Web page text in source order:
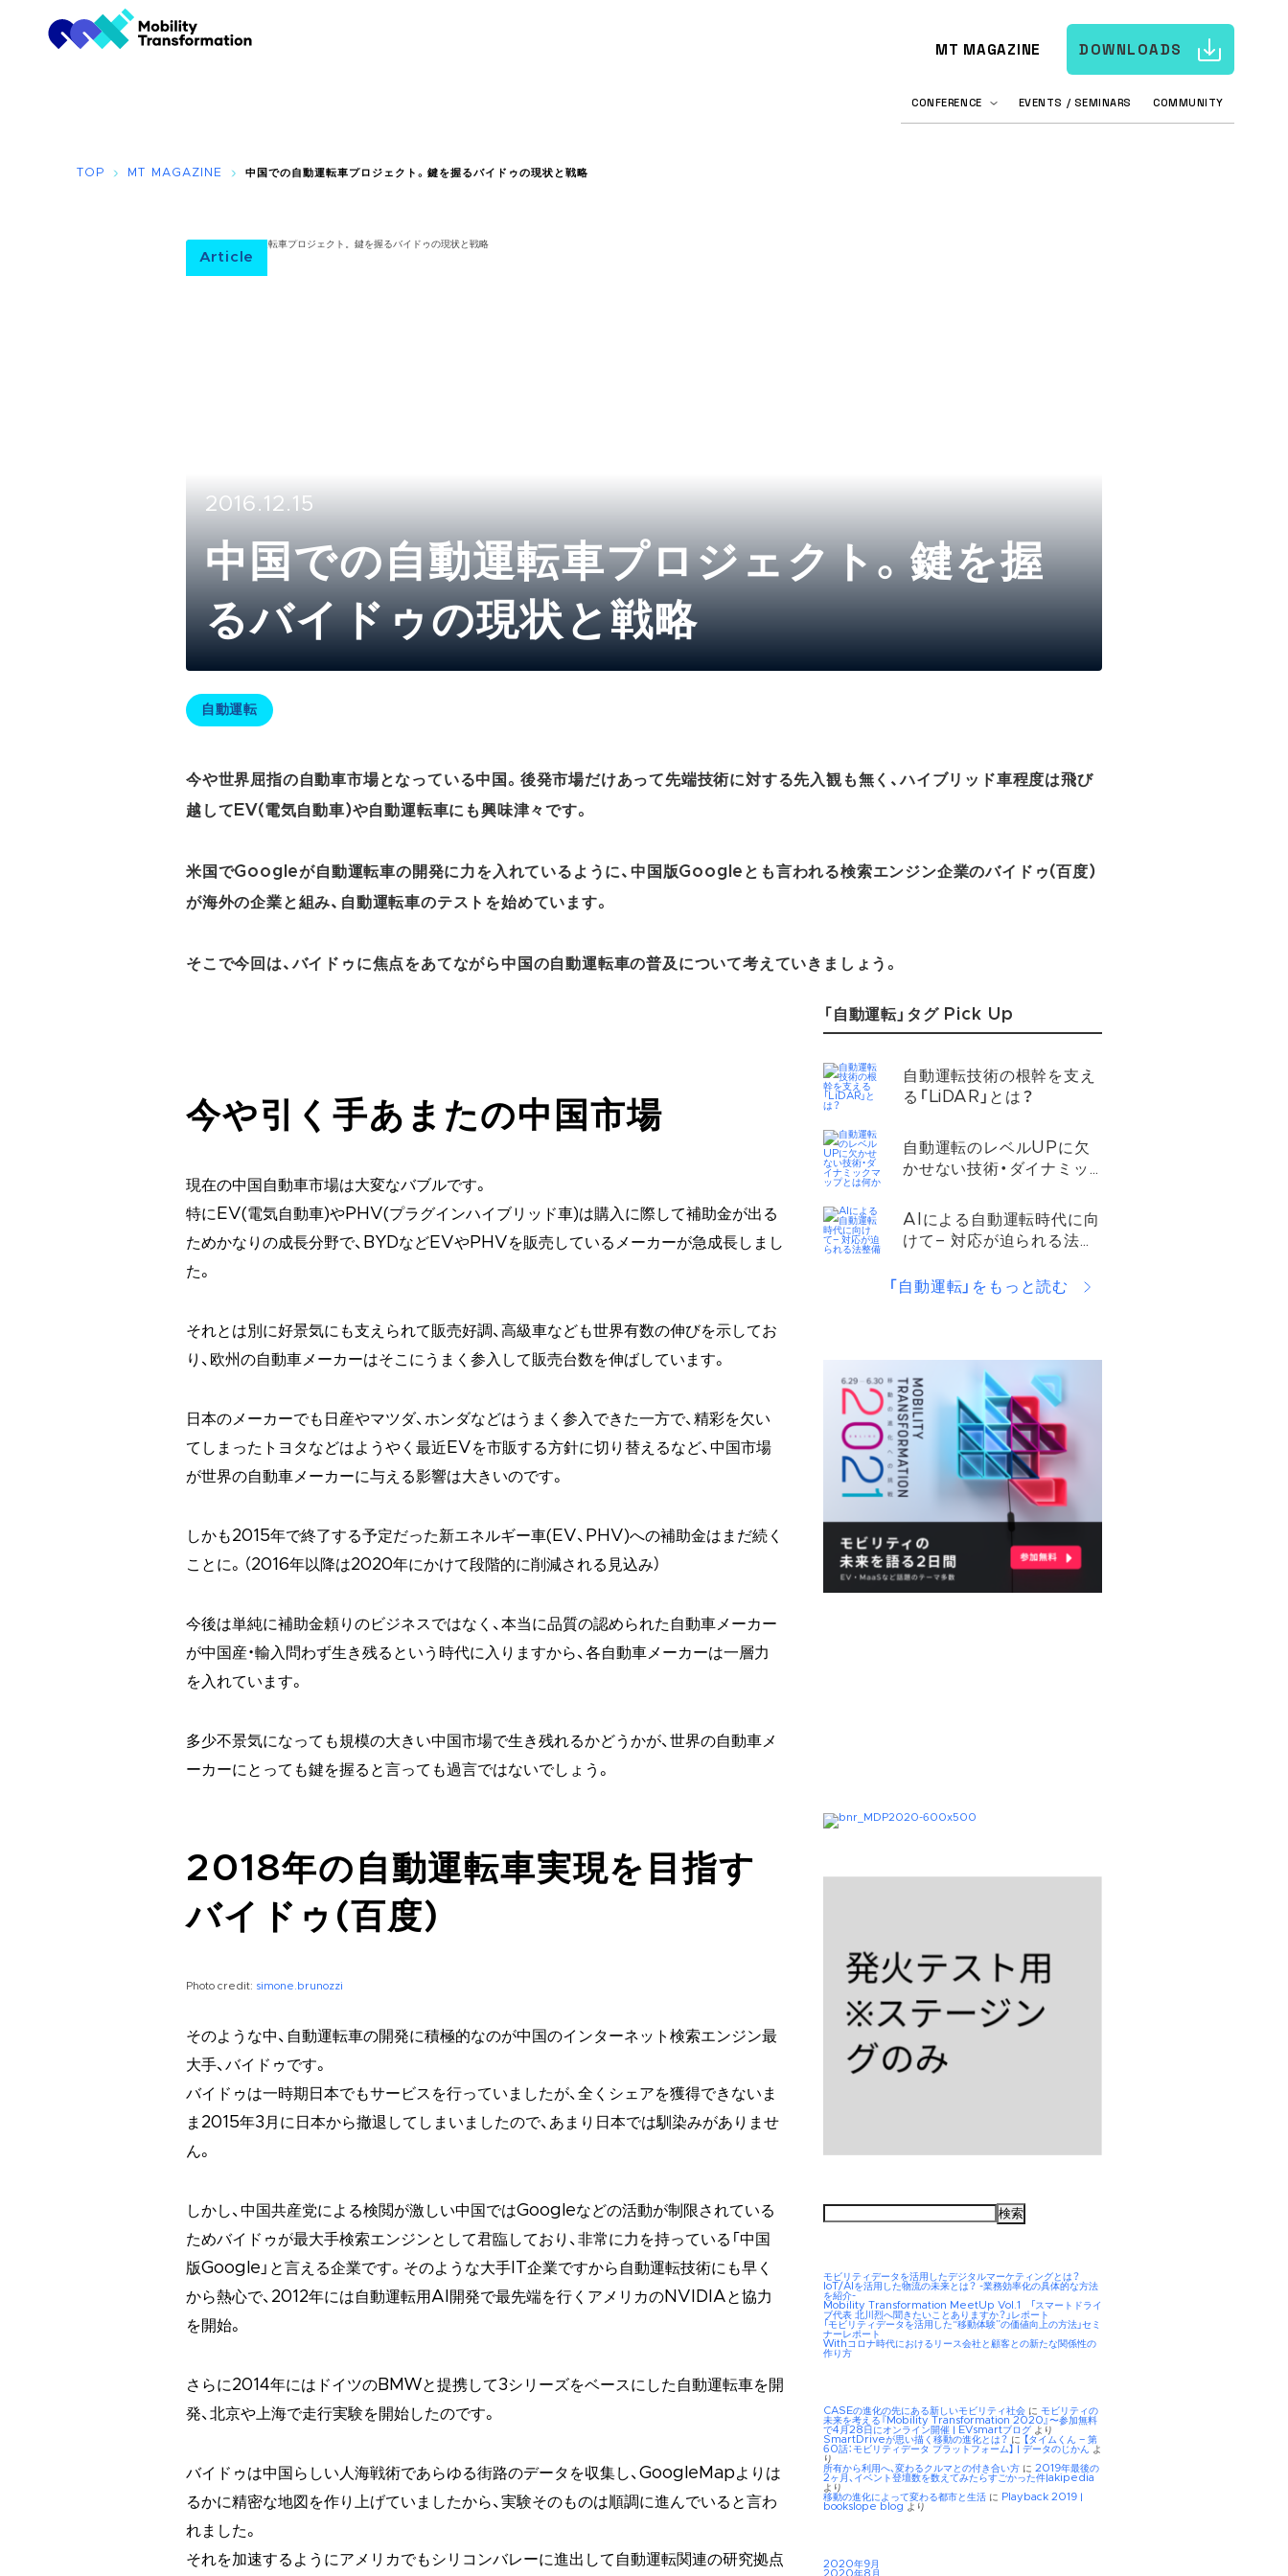
DOWNLOADS
MT MAGAZINE
CONFERENCE EVENTS / SEMINARS COMMUNITY
TOP MT MAGAZINE 中国での自動運転車プロジェクト。鍵を握るバイドゥの現状と戦略
Article
2016.12.15
中国での自動運転車プロジェクト。鍵を握
るバイドゥの現状と戦略
自動運転
今や世界屈指の自動車市場となっている中国。後発市場だけあって先端技術に対する先入観も無く、ハイブリッド車程度は飛び
越してEV(電気自動車)や自動運転車にも興味津々です。
米国でGoogleが自動運転車の開発に力を入れているように、中国版Googleとも言われる検索エンジン企業のバイドゥ(百度)
が海外の企業と組み、自動運転車のテストを始めています。
そこで今回は、バイドゥに焦点をあてながら中国の自動運転車の普及について考えていきましょう。
今や引く手あまたの中国市場
現在の中国自動車市場は大変なバブルです。
特にEV(電気自動車)やPHV(プラグインハイブリッド車)は購入に際して補助金が出る
ためかなりの成長分野で、BYDなどEVやPHVを販売しているメーカーが急成長しまし
た。
それとは別に好景気にも支えられて販売好調、高級車なども世界有数の伸びを示してお
り、欧州の自動車メーカーはそこにうまく参入して販売台数を伸ばしています。
日本のメーカーでも日産やマツダ、ホンダなどはうまく参入できた一方で、精彩を欠い
てしまったトヨタなどはようやく最近EVを市販する方針に切り替えるなど、中国市場
が世界の自動車メーカーに与える影響は大きいのです。
しかも2015年で終了する予定だった新エネルギー車(EV、PHV)への補助金はまだ続く
ことに。（2016年以降は2020年にかけて段階的に削減される見込み）
今後は単純に補助金頼りのビジネスではなく、本当に品質の認められた自動車メーカー
が中国産・輸入問わず生き残るという時代に入りますから、各自動車メーカーは一層力
を入れています。
多少不景気になっても規模の大きい中国市場で生き残れるかどうかが、世界の自動車メ
ーカーにとっても鍵を握ると言っても過言ではないでしょう。
2018年の自動運転車実現を目指す
バイドゥ(百度)
Photo credit: simone.brunozzi
そのような中、自動運転車の開発に積極的なのが中国のインターネット検索エンジン最
大手、バイドゥです。
バイドゥは一時期日本でもサービスを行っていましたが、全くシェアを獲得できないま
ま2015年3月に日本から撤退してしまいましたので、あまり日本では馴染みがありませ
ん。
しかし、中国共産党による検閲が激しい中国ではGoogleなどの活動が制限されている
ためバイドゥが最大手検索エンジンとして君臨しており、非常に力を持っている「中国
版Google」と言える企業です。そのような大手IT企業ですから自動運転技術にも早く
から熱心で、2012年には自動運転用AI開発で最先端を行くアメリカのNVIDIAと協力
を開始。
さらに2014年にはドイツのBMWと提携して3シリーズをベースにした自動運転車を開
発、北京や上海で走行実験を開始したのです。
バイドゥは中国らしい人海戦術であらゆる街路のデータを収集し、GoogleMapよりは
るかに精密な地図を作り上げていましたから、実験そのものは順調に進んでいると言わ
れました。
それを加速するようにアメリカでもシリコンバレーに進出して自動運転関連の研究拠点
「自動運転」タグ Pick Up
自動運転技術の根幹を支え
る「LiDAR」とは？
自動運転のレベルUPに欠
かせない技術・ダイナミッ
AIによる自動運転時代に向
けて– 対応が迫られる法整
「自動運転」をもっと読む
検
モビリティデータを活用したデジタルマーケティングとは？
IoT/AIを活用した物流の未来とは？ -業務効率化の具体的な方法
を紹介-
Mobility Transformation MeetUp Vol.1 「スマートドライ
ブ代表 北川烈へ聞きたいことありますか？」レポート
「モビリティデータを活用した“移動体験”の価値向上の方法」セミ
ナーレポート
Withコロナ時代におけるリース会社と顧客との新たな関係性の
作り方
CASEの進化の先にある新しいモビリティ社会 に モビリティの
未来を考える『Mobility Transformation 2020』〜参加無料
で4月28日にオンライン開催 | EVsmartブログ より
SmartDriveが思い描く移動の進化とは？ に
【タイムくん – 第
60話：モビリティデータ プラットフォーム】 | データのじかん よ
り
所有から利用へ、変わるクルマとの付き合い方 に 2019年最後の
2ヶ月、イベント登壇数を数えてみたらすごかった件|akipedia
より
移動の進化によって変わる都市と生活 に Playback 2019 |
bookslope blog より
2020年9月
2020年8月